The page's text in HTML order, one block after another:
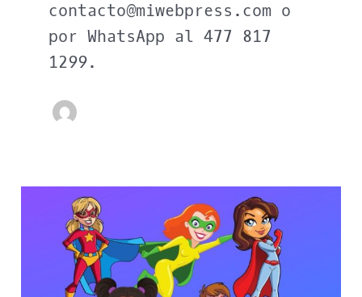
contacto@miwebpress.com o
por WhatsApp al 477 817
1299.
¿Cuáles
superpoderes